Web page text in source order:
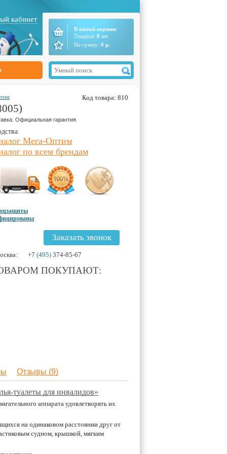
кабинет
В вашей корзине
Товаров: 0 шт.
На сумму: 0 р.
Код товара: 810
Официальная гарантия.
Мега-Оптим
по всем брендам
Заказать звонок
+7 (495) 374-85-67
ПОКУПАЮТ:
Отзывы (9)
туалеты для инвалидов»
аппарата удовлетворять их
на одинаковом расстоянии друг от
судном, крышкой, мягким